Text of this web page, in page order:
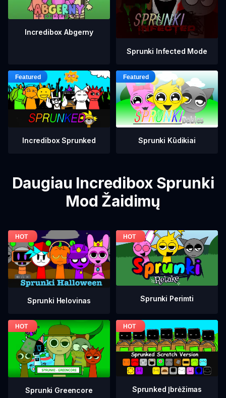
Incredibox Abgerny
Sprunki Infected Mode
Incredibox Sprunked Sprunki Kūdikiai
Daugiau Incredibox Sprunki
Mod Žaidimų
Sprunki Helovinas Sprunki Perimti
Sprunki Greencore Sprunked Įbrėžimas